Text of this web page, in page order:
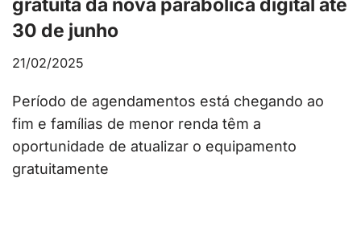
gratuita da nova parabólica digital até
30 de junho
21/02/2025
Período de agendamentos está chegando ao
fim e famílias de menor renda têm a
oportunidade de atualizar o equipamento
gratuitamente